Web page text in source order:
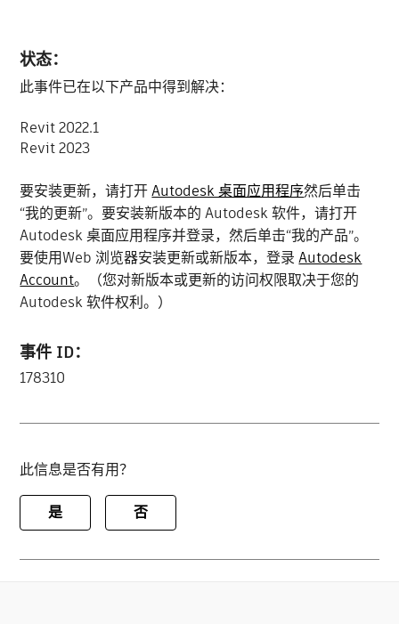
状态：
此事件已在以下产品中得到解决：
Revit 2022.1
Revit 2023
要安装更新，请打开Autodesk 桌面应用程序然后单击
“我的更新”。要安装新版本的 Autodesk 软件，请打开
Autodesk 桌面应用程序并登录，然后单击“我的产品”。
要使用Web 浏览器安装更新或新版本，登录Autodesk
Account。（您对新版本或更新的访问权限取决于您的
Autodesk 软件权利。）
事件 ID：
178310
此信息是否有用？
是 否